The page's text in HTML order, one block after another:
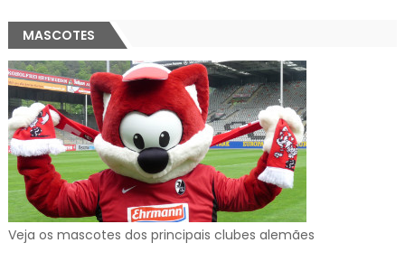
MASCOTES
Veja os mascotes dos principais clubes alemães